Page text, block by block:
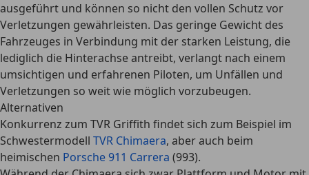
ausgeführt und können so nicht den vollen Schutz vor
Verletzungen gewährleisten. Das geringe Gewicht des
Fahrzeuges in Verbindung mit der starken Leistung, die
lediglich die Hinterachse antreibt, verlangt nach einem
umsichtigen und erfahrenen Piloten, um Unfällen und
Verletzungen so weit wie möglich vorzubeugen.
Alternativen
Konkurrenz zum TVR Griffith findet sich zum Beispiel im
Schwestermodell TVR Chimaera, aber auch beim
heimischen Porsche 911 Carrera (993).